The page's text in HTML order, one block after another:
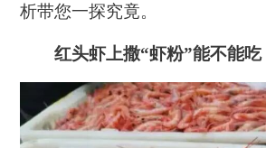
析带您一探究竟。
红头虾上撒“虾粉”能不能吃